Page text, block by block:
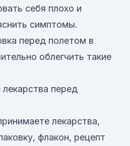
себя плохо и
симптомы.
перед полетом в
облегчить такие
перед
лекарства,
флакон, рецепт